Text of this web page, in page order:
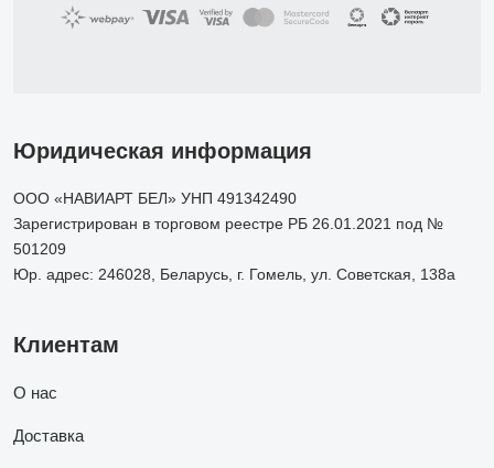
Юридическая информация
ООО «НАВИАРТ БЕЛ» УНП 491342490
Зарегистрирован в торговом реестре РБ 26.01.2021 под №
501209
Юр. адрес: 246028, Беларусь, г. Гомель, ул. Советская, 138а
Клиентам
О нас
Доставка